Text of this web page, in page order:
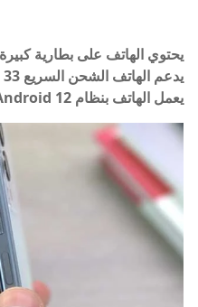
يعمل الهاتف بنظام Android 12.